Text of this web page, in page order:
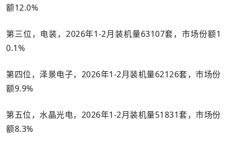
额12.0%
第三位，电装，2026年1-2月装机量63107套，市场份额1
0.1%
第四位，泽景电子，2026年1-2月装机量62126套，市场份
额9.9%
第五位，水晶光电，2026年1-2月装机量51831套，市场份
额8.3%